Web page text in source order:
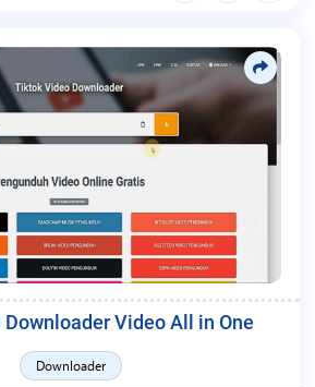
Video All in One
Downloader